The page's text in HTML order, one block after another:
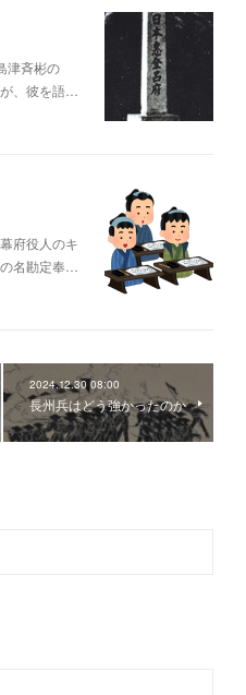
津斉彬の
、彼を語…
府役人のキ
名勘定奉…
2024.12.30 08:00
長州兵はどう強かったのか